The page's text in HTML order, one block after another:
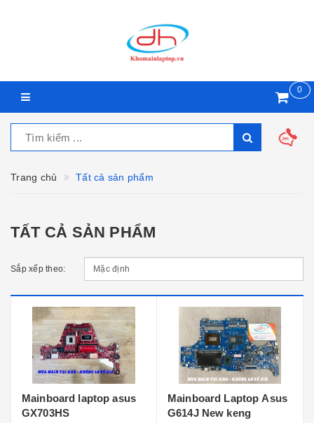
0
Trang chủ Tất cả sản phẩm
TẤT CẢ SẢN PHẨM
Sắp xếp theo:
Mainboard laptop asus
GX703HS
Mainboard Laptop Asus
G614J New keng